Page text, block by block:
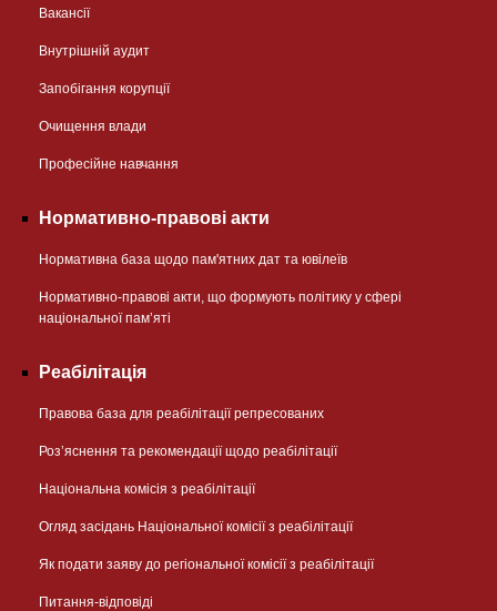
Вакансії
Внутрішній аудит
Запобігання корупції
Очищення влади
Професійне навчання
Нормативно-правові акти
Нормативна база щодо пам'ятних дат та ювілеїв
Нормативно-правові акти, що формують політику у сфері
національної памʼяті
Реабілітація
Правова база для реабілітації репресованих
Розʼяснення та рекомендації щодо реабілітації
Національна комісія з реабілітації
Огляд засідань Національної комісії з реабілітації
Як подати заяву до регіональної комісії з реабілітації
Питання-відповіді